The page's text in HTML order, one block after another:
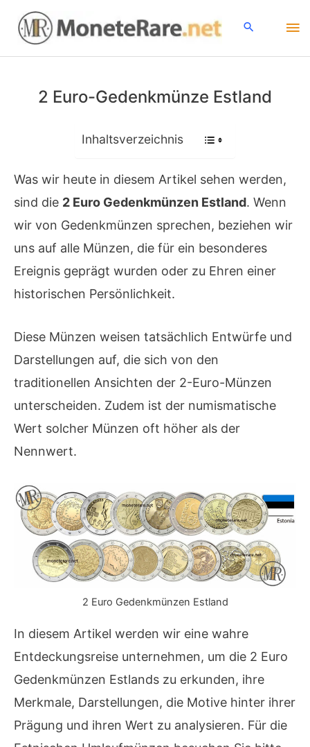
Inhalt
springen
2 Euro-Gedenkmünze Estland
Inhaltsverzeichnis
Was wir heute in diesem Artikel sehen werden,
sind die 2 Euro Gedenkmünzen Estland. Wenn
wir von Gedenkmünzen sprechen, beziehen wir
uns auf alle Münzen, die für ein besonderes
Ereignis geprägt wurden oder zu Ehren einer
historischen Persönlichkeit.
Diese Münzen weisen tatsächlich Entwürfe und
Darstellungen auf, die sich von den
traditionellen Ansichten der 2-Euro-Münzen
unterscheiden. Zudem ist der numismatische
Wert solcher Münzen oft höher als der
Nennwert.
2 Euro Gedenkmünzen Estland
In diesem Artikel werden wir eine wahre
Entdeckungsreise unternehmen, um die 2 Euro
Gedenkmünzen Estlands zu erkunden, ihre
Merkmale, Darstellungen, die Motive hinter ihrer
Prägung und ihren Wert zu analysieren. Für die